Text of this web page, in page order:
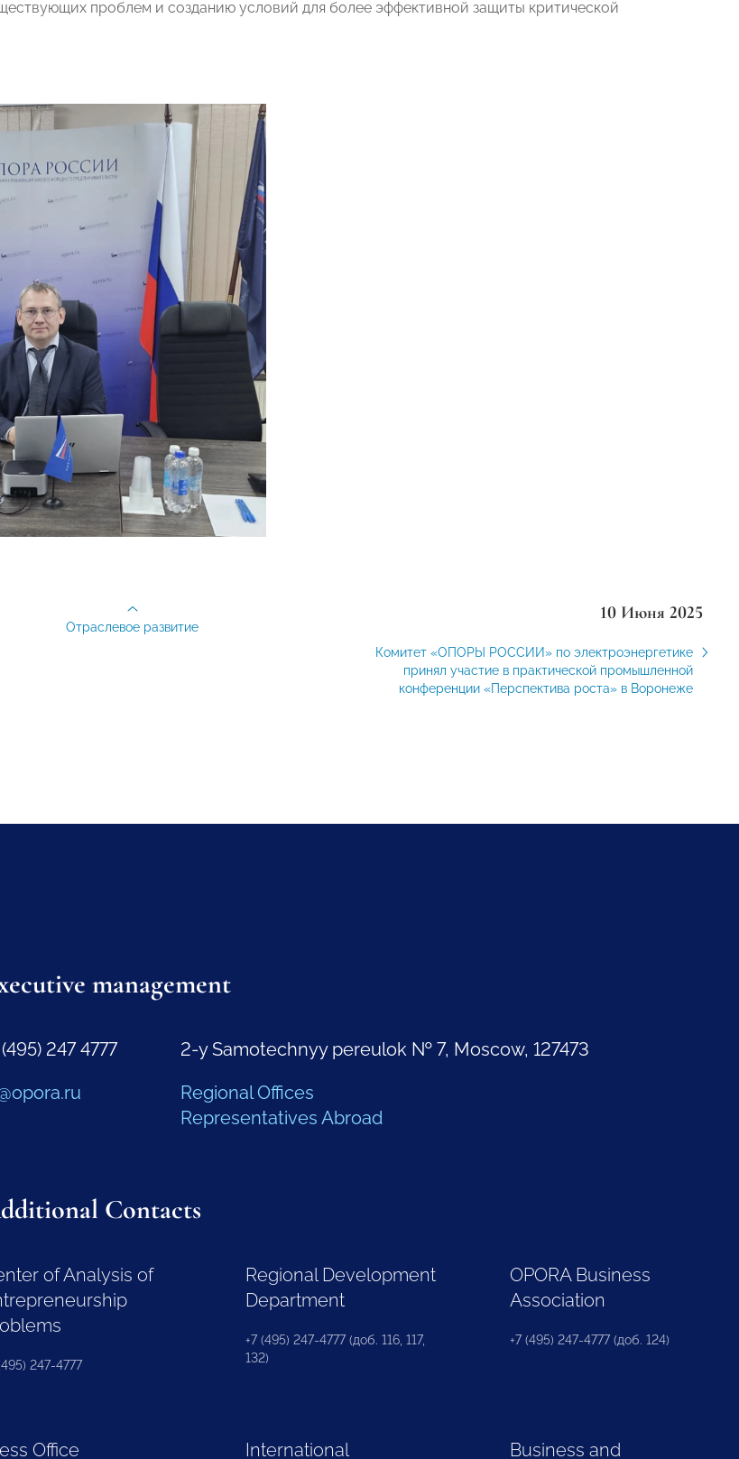
проблем и созданию условий для более эффективной защиты критической
10 Июня 2025
Комитет «ОПОРЫ РОССИИ» по электроэнергетике
принял участие в практической промышленной
конференции «Перспектива роста» в Воронеже
Отраслевое развитие
management
(495) 247 4777
2-y Samotechnyy pereulok № 7, Moscow, 127473
Regional Offices
Representatives Abroad
Contacts
of Analysis of
247-4777
Regional Development
Department
+7 (495) 247-4777 (доб. 116, 117,
132)
OPORA Business
Association
+7 (495) 247-4777 (доб. 124)
Office International Business and